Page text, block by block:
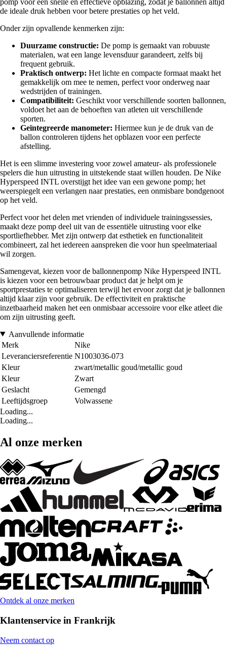
de ideale druk hebben voor betere prestaties op het veld.
Onder zijn opvallende kenmerken zijn:
Duurzame constructie: De pomp is gemaakt van robuuste
materialen, wat een lange levensduur garandeert, zelfs bij
frequent gebruik.
Praktisch ontwerp: Het lichte en compacte formaat maakt het
gemakkelijk om mee te nemen, perfect voor onderweg naar
wedstrijden of trainingen.
Compatibiliteit: Geschikt voor verschillende soorten ballonnen,
voldoet het aan de behoeften van atleten uit verschillende
sporten.
Geïntegreerde manometer: Hiermee kun je de druk van de
ballon controleren tijdens het opblazen voor een perfecte
afstelling.
Het is een slimme investering voor zowel amateur- als professionele
spelers die hun uitrusting in uitstekende staat willen houden. De Nike
Hyperspeed INTL overstijgt het idee van een gewone pomp; het
weerspiegelt een verlangen naar prestaties, een onmisbare bondgenoot
op het veld.
Perfect voor het delen met vrienden of individuele trainingssessies,
maakt deze pomp deel uit van de essentiële uitrusting voor elke
sportliefhebber. Met zijn ontwerp dat esthetiek en functionaliteit
combineert, zal het iedereen aanspreken die voor hun speelmateriaal
wil zorgen.
Samengevat, kiezen voor de ballonnenpomp Nike Hyperspeed INTL
is kiezen voor een betrouwbaar product dat je helpt om je
sportprestaties te optimaliseren terwijl het ervoor zorgt dat je ballonnen
altijd klaar zijn voor gebruik. De effectiviteit en praktische
inzetbaarheid maken het een onmisbaar accessoire voor elke atleet die
om zijn uitrusting geeft.
Aanvullende informatie
Merk
Nike
Leveranciersreferentie N1003036-073
Kleur
zwart/metallic goud/metallic goud
Kleur
Zwart
Geslacht
Gemengd
Leeftijdsgroep
Volwassene
Loading...
Loading...
Al onze merken
Ontdek al onze merken
Klantenservice in Frankrijk
Neem contact op